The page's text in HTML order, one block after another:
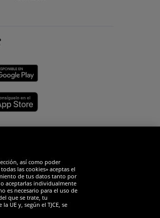
así como poder
las cookies» aceptas el
de tus datos tanto por
aceptarlas individualmente
es necesario para el uso de
que se trate, tu
UE y, según el TJCE, se